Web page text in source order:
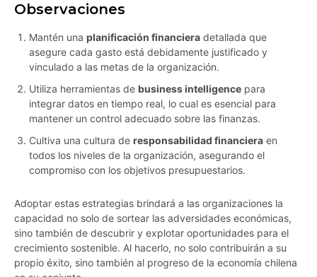
Observaciones
Mantén una planificación financiera detallada que
asegure cada gasto está debidamente justificado y
vinculado a las metas de la organización.
Utiliza herramientas de business intelligence para
integrar datos en tiempo real, lo cual es esencial para
mantener un control adecuado sobre las finanzas.
Cultiva una cultura de responsabilidad financiera en
todos los niveles de la organización, asegurando el
compromiso con los objetivos presupuestarios.
Adoptar estas estrategias brindará a las organizaciones la
capacidad no solo de sortear las adversidades económicas,
sino también de descubrir y explotar oportunidades para el
crecimiento sostenible. Al hacerlo, no solo contribuirán a su
propio éxito, sino también al progreso de la economía chilena